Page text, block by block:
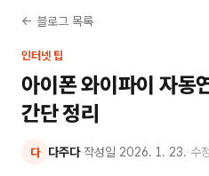
← 블로그 목록
인터넷 팁
아이폰 와이파이 자동
간단 정리
다 다주다·작성일 2026. 1. 23.·수